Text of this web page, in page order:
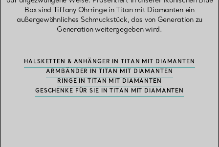
Box sind Tiffany Ohrringe in Titan mit Diamanten ein
außergewöhnliches Schmuckstück, das von Generation zu
Generation weitergegeben wird.
HALSKETTEN & ANHÄNGER IN TITAN MIT DIAMANTEN
ARMBÄNDER IN TITAN MIT DIAMANTEN
RINGE IN TITAN MIT DIAMANTEN
GESCHENKE FÜR SIE IN TITAN MIT DIAMANTEN